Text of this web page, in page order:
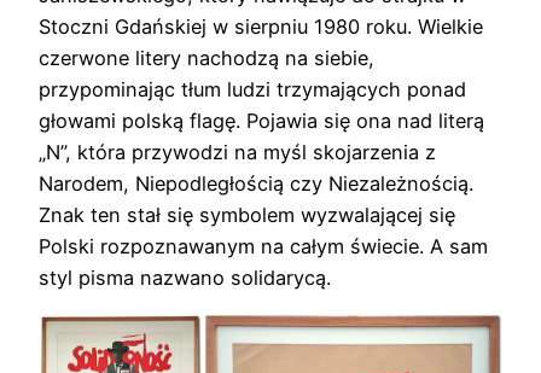
Stoczni Gdańskiej w sierpniu 1980 roku. Wielkie
czerwone litery nachodzą na siebie,
przypominając tłum ludzi trzymających ponad
głowami polską flagę. Pojawia się ona nad literą
„N”, która przywodzi na myśl skojarzenia z
Narodem, Niepodległością czy Niezależnością.
Znak ten stał się symbolem wyzwalającej się
Polski rozpoznawanym na całym świecie. A sam
styl pisma nazwano solidarycą.